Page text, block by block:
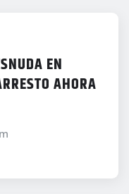
EN
AHORA